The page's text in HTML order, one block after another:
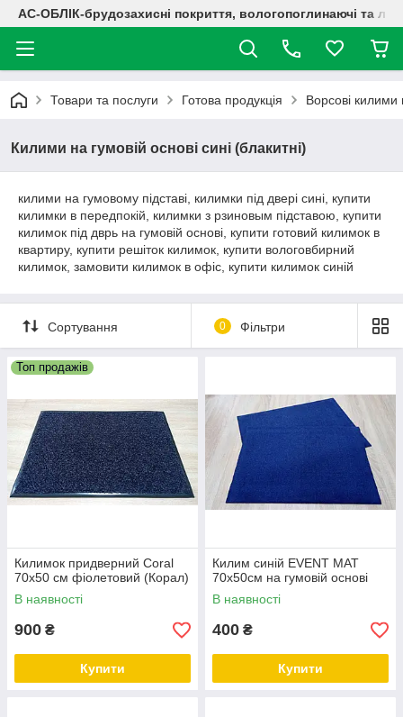
АС-ОБЛІК-брудозахисні покриття, вологопоглинаючі та
Товари та послуги Готова продукція Ворсові килими
Килими на гумовій основі сині (блакитні)
килими на гумовому підставі, килимки під двері сині, купити
килимки в передпокій, килимки з рзиновым підставою, купити
килимок під дврь на гумовій основі, купити готовий килимок в
квартиру, купити решіток килимок, купити вологовбирний
килимок, замовити килимок в офіс, купити килимок синій
Сортування 0 Фільтри
Топ продажів
Килимок придверний Coral
70х50 см фіолетовий (Корал)
В наявності
900 ₴
Купити
Килим синій EVENT MAT
70х50см на гумовій основі
В наявності
400 ₴
Купити